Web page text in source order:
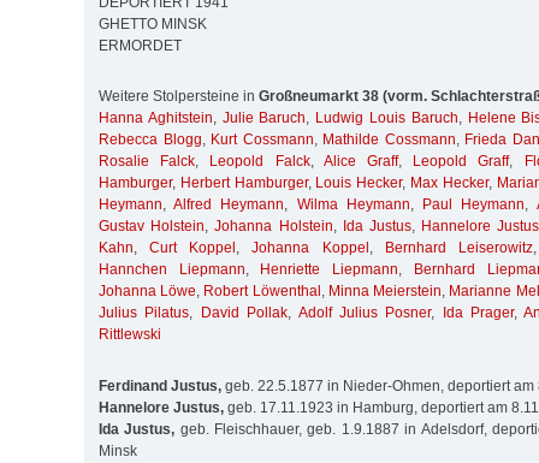
GHETTO MINSK
ERMORDET
Weitere Stolpersteine in Großneumarkt 38 (vorm.
Hanna Aghitstein, Julie Baruch, Ludwig Louis Baruch, Helene
Rebecca Blogg, Kurt Cossmann, Mathilde Cossmann, Frieda
Rosalie Falck, Leopold Falck, Alice Graff, Leopold Graff,
Hamburger, Herbert Hamburger, Louis Hecker, Max Hecker,
Heymann,Alfred Heymann, Wilma Heymann, Paul Heymann,
Gustav Holstein,Johanna Holstein, Ida Justus, Hannelore Justus
Kahn,Curt Koppel ,Johanna Koppel , Bernhard Leiserowitz
Hannchen Liepmann, Henriette Liepmann,
Bernhard
Johanna Löwe, Robert Löwenthal , Minna Meierstein, Marianne
Julius Pilatus, David Pollak, Adolf Julius Posner, Ida Prager,
Rittlewski
Ferdinand Justus, geb. 22.5.1877 in Nieder-Ohmen, deportiert
Hannelore Justus, geb. 17.11.1923 in Hamburg, deportiert am
Ida Justus, geb. Fleischhauer, geb. 1.9.1887 in Adelsdorf,
Minsk